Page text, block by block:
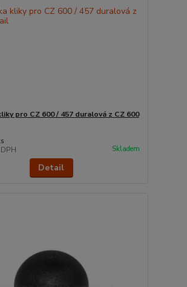
pro CZ 600 / 457 duralová z CZ 600
Skladem
Detail